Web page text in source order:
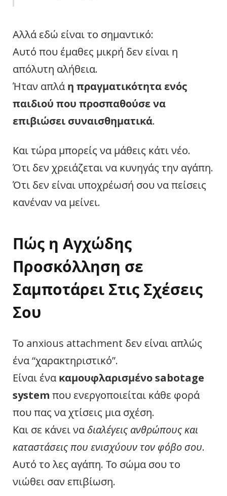
Αλλά εδώ είναι το σημαντικό:
Αυτό που έμαθες μικρή δεν είναι η
απόλυτη αλήθεια.
Ήταν απλά η πραγματικότητα ενός
παιδιού που προσπαθούσε να
επιβιώσει συναισθηματικά.
Και τώρα μπορείς να μάθεις κάτι νέο.
Ότι δεν χρειάζεται να κυνηγάς την αγάπη.
Ότι δεν είναι υποχρέωσή σου να πείσεις
κανέναν να μείνει.
Πώς η Αγχώδης
Προσκόλληση σε
Σαμποτάρει Στις Σχέσεις
Σου
Το anxious attachment δεν είναι απλώς
ένα “χαρακτηριστικό”.
Είναι ένα καμουφλαρισμένο sabotage
system που ενεργοποιείται κάθε φορά
που πας να χτίσεις μια σχέση.
Και σε κάνει ναδιαλέγεις ανθρώπους και
καταστάσεις που ενισχύουν τον φόβο σου.
Αυτό το λες αγάπη. Το σώμα σου το
νιώθει σαν επιβίωση.